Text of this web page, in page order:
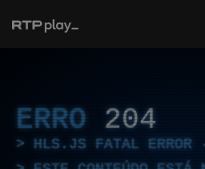
ERRO 204
HLS.JS FATAL ERROR -